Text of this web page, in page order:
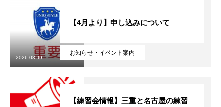
お知らせ・イベント案内
【4月より】申し込みについて
2026.03.09
【練習会情報】三重と名古屋の練習